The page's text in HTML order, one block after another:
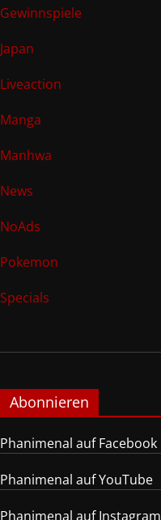
Gewinnspiele
Japan
Liveaction
Manga
Manhwa
News
NoAds
Pokemon
Specials
Abonnieren
Phanimenal auf Facebook
Phanimenal auf YouTube
Phanimenal auf Instagram